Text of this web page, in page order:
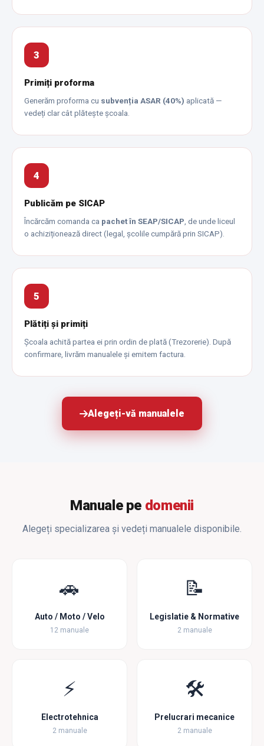
3
Primiți proforma
Generăm proforma cu subvenția ASAR (40%) aplicată —
vedeți clar cât plătește școala.
4
Publicăm pe SICAP
Încărcăm comanda ca pachet în SEAP/SICAP , de unde liceul
o achiziționează direct (legal, școlile cumpără prin SICAP).
5
Plătiți și primiți
Școala achită partea ei prin ordin de plată (Trezorerie). După
confirmare, livrăm manualele și emitem factura.
Alegeți-vă manualele
Manuale pe domenii
Alegeți specializarea și vedeți manualele disponibile.
🚗
Auto / Moto / Velo
12 manuale
📝
Legislatie & Normative
2 manuale
⚡
Electrotehnica
2 manuale
🛠️
Prelucrari mecanice
2 manuale